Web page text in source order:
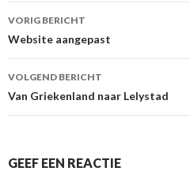
Berichtnavigatie
VORIG BERICHT
Website aangepast
VOLGEND BERICHT
Van Griekenland naar Lelystad
GEEF EEN REACTIE